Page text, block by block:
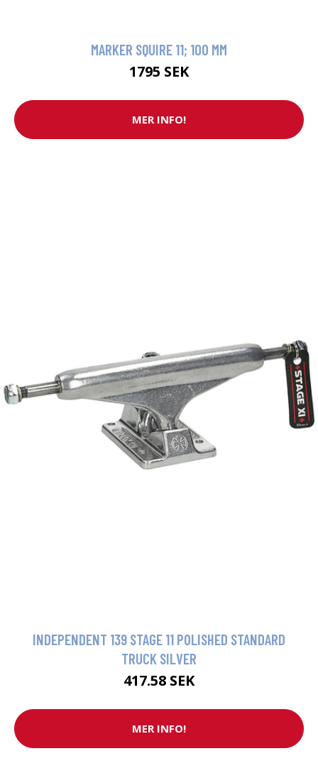
MARKER SQUIRE 11; 100 MM
1795 SEK
MER INFO!
INDEPENDENT 139 STAGE 11 POLISHED STANDARD
TRUCK SILVER
417.58 SEK
MER INFO!